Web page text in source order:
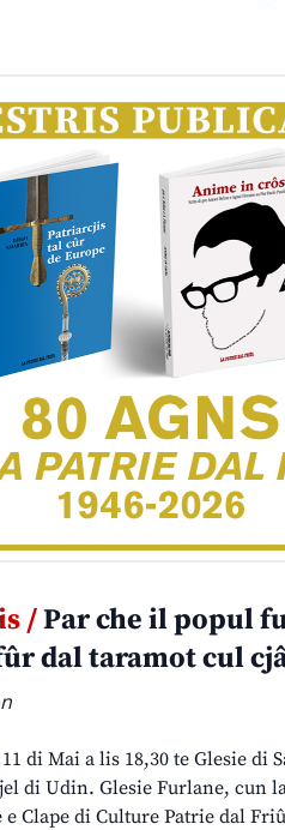
/Par che il popul
dal taramot cul
di Mai a lis 18,30 te Glesie di
di Udin. Glesie Furlane, cun
Clape di Culture Patrie dal